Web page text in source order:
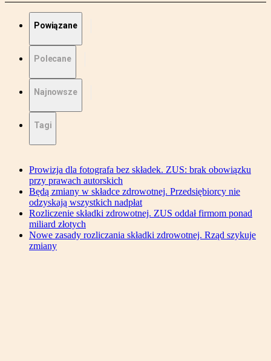
Powiązane
Polecane
Najnowsze
Tagi
Prowizja dla fotografa bez składek. ZUS: brak obowiązku
przy prawach autorskich
Będą zmiany w składce zdrowotnej. Przedsiębiorcy nie
odzyskają wszystkich nadpłat
Rozliczenie składki zdrowotnej. ZUS oddał firmom ponad
miliard złotych
Nowe zasady rozliczania składki zdrowotnej. Rząd szykuje
zmiany